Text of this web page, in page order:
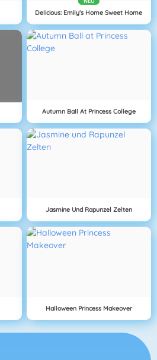
Delicious: Emily's Home Sweet Home
Autumn Ball At Princess College
Jasmine Und Rapunzel Zelten
Halloween Princess Makeover